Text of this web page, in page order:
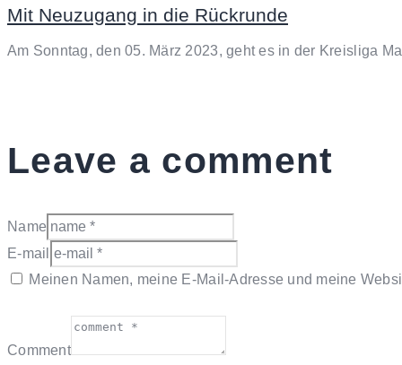
Mit Neuzugang in die Rückrunde
Am Sonntag, den 05. März 2023, geht es in der Kreisliga
Leave a comment
Name
E-mail
Meinen Namen, meine E-Mail-Adresse und meine
Comment